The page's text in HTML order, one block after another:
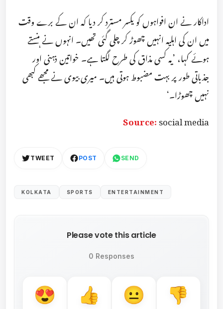
اداکار نے ان افواہوں کو یکسر مسترد کر دیا کہ ان کے برے وقت
میں ان کی اہلیہ انہیں چھوڑ کر چلی گئی تھیں۔ انہوں نے ہنستے
ہوئے کہا، ’یہ کسی مذاق کی طرح لگتا ہے۔ خواتین ذہنی اور
جذباتی طور پر بہت مضبوط ہوتی ہیں۔ میری بیوی نے مجھے کبھی
نہیں چھوڑا۔‘
Source:social media
TWEET POST SEND
KOLKATA SPORTS ENTERTAINMENT
Please vote this article
0 Responses